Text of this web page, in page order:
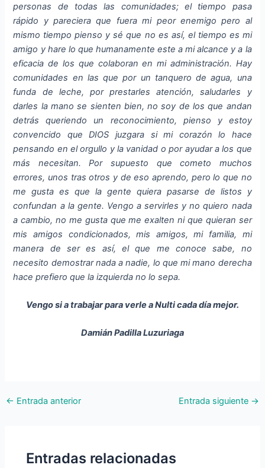
personas de todas las comunidades; el tiempo pasa
rápido y pareciera que fuera mi peor enemigo pero al
mismo tiempo pienso y sé que no es así, el tiempo es mi
amigo y hare lo que humanamente este a mi alcance y a la
eficacia de los que colaboran en mi administración. Hay
comunidades en las que por un tanquero de agua, una
funda de leche, por prestarles atención, saludarles y
darles la mano se sienten bien, no soy de los que andan
detrás queriendo un reconocimiento, pienso y estoy
convencido que DIOS juzgara si mi corazón lo hace
pensando en el orgullo y la vanidad o por ayudar a los que
más necesitan. Por supuesto que cometo muchos
errores, unos tras otros y de eso aprendo, pero lo que no
me gusta es que la gente quiera pasarse de listos y
confundan a la gente. Vengo a servirles y no quiero nada
a cambio, no me gusta que me exalten ni que quieran ser
mis amigos condicionados, mis amigos, mi familia, mi
manera de ser es así, el que me conoce sabe, no
necesito demostrar nada a nadie, lo que mi mano derecha
hace prefiero que la izquierda no lo sepa.
Vengo si a trabajar para verle a Nulti cada día mejor.
Damián Padilla Luzuriaga
← Entrada anterior Entrada siguiente →
Entradas relacionadas